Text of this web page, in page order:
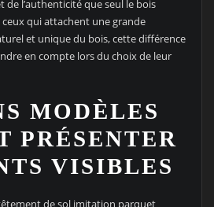
de l’authenticité que seul le bois
qui attachent une grande
et unique du bois, cette différence
en compte lors du choix de leur
MODÈLES
PRÉSENTER
VISIBLES
de sol imitation parquet